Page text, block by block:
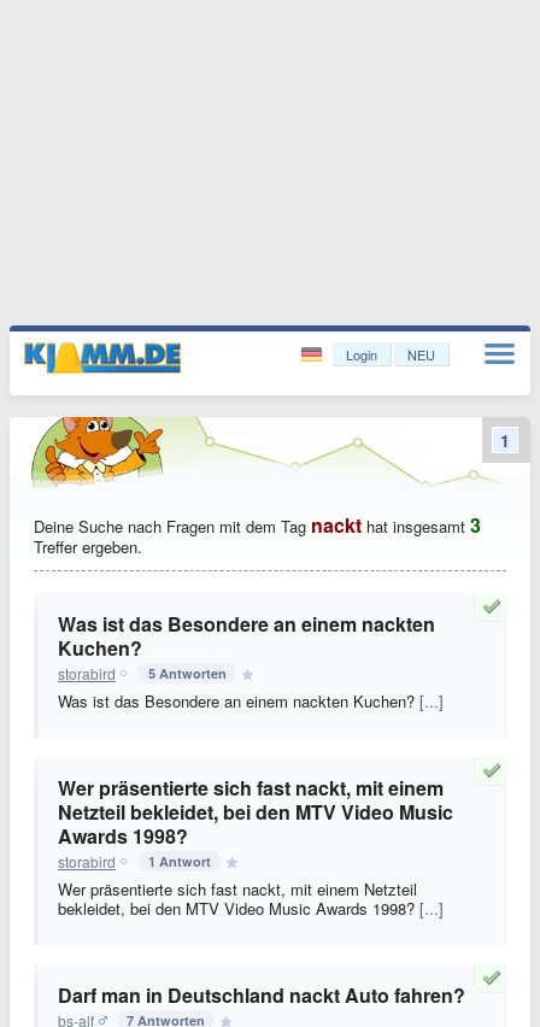
Login NEU
Deine Suche nach Fragen mit dem Tag nackt hat insgesamt 3
Treffer ergeben.
Was ist das Besondere an einem nackten
Kuchen?
storabird 5 Antworten
Was ist das Besondere an einem nackten Kuchen? [...]
Wer präsentierte sich fast nackt, mit einem
Netzteil bekleidet, bei den MTV Video Music
Awards 1998?
storabird 1 Antwort
Wer präsentierte sich fast nackt, mit einem Netzteil
bekleidet, bei den MTV Video Music Awards 1998? [...]
Darf man in Deutschland nackt Auto fahren?
bs-alf 7 Antworten
1